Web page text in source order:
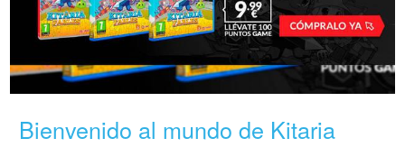
Bienvenido al mundo de Kitaria